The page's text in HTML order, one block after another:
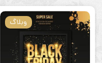
وبلاگ